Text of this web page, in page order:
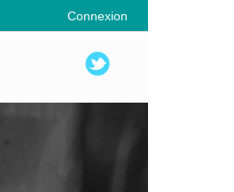
Connexion